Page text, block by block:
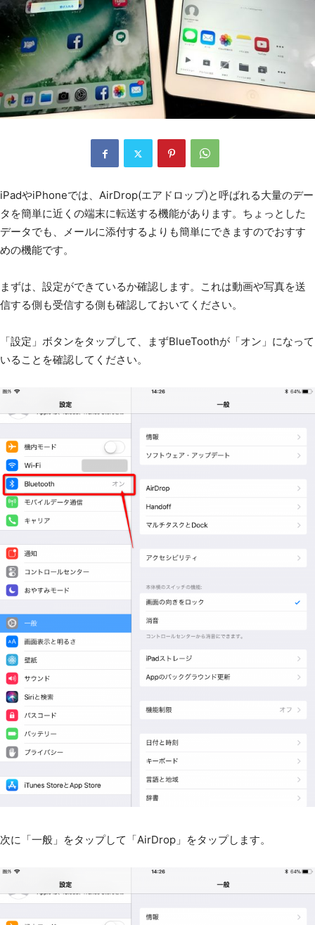
iPadやiPhoneでは、AirDrop(エアドロップ)と呼ばれる大量のデー
タを簡単に近くの端末に転送する機能があります。ちょっとした
データでも、メールに添付するよりも簡単にできますのでおすす
めの機能です。
まずは、設定ができているか確認します。これは動画や写真を送
信する側も受信する側も確認しておいてください。
「設定」ボタンをタップして、まずBlueToothが「オン」になって
いることを確認してください。
次に「一般」をタップして「AirDrop」をタップします。